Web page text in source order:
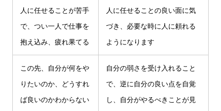
人に任せることが苦手
で、つい一人で仕事を
抱え込み、疲れ果てる
人に任せることの良い面に気
づき、必要な時に人に頼れる
ようになります
この先、自分が何をや
りたいのか、どうすれ
ば良いのかわからない
自分の弱さを受け入れること
で、逆に自分の良い点を自覚
し、自分がやるべきことが見